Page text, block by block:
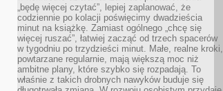
„będę więcej czytać”, lepiej zaplanować, że
codziennie po kolacji poświęcimy dwadzieścia
minut na książkę. Zamiast ogólnego „chcę się
więcej ruszać”, łatwiej zacząć od trzech spacerów
w tygodniu po trzydzieści minut. Małe, realne kroki,
powtarzane regularnie, mają większą moc niż
ambitne plany, które szybko się rozpadają. To
właśnie z takich drobnych nawyków buduje się